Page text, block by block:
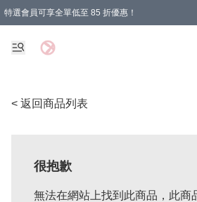
特選會員可享全單低至 85 折優惠！
購物滿 HKD 1000.00即享免運費優惠！（適用於 特
< 返回商品列表
很抱歉
無法在網站上找到此商品，此商